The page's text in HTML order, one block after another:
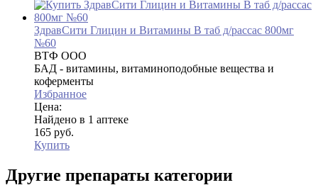
ЗдравСити Глицин и Витамины B таб д/рассас 800мг
№60
ВТФ ООО
БАД - витамины, витаминоподобные вещества и
коферменты
Избранное
Цена:
Найдено в 1 аптеке
165 руб.
Купить
Другие препараты категории